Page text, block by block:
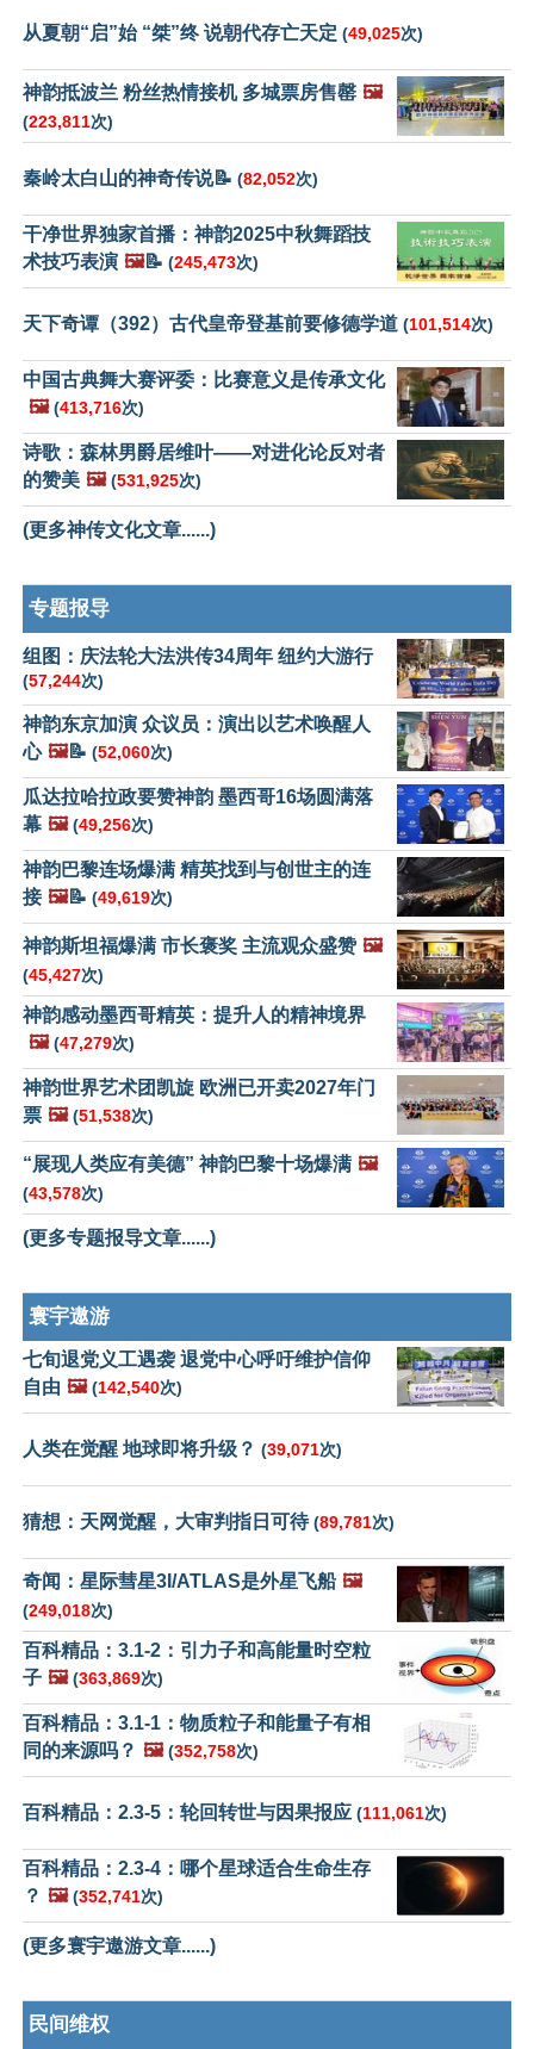
从夏朝“启”始 “桀”终 说朝代存亡天定 (49,025次)
神韵抵波兰 粉丝热情接机 多城票房售罄 🖼️
(223,811次)
秦岭太白山的神奇传说📝 (82,052次)
干净世界独家首播：神韵2025中秋舞蹈技
术技巧表演 🖼️📝 (245,473次)
天下奇谭（392）古代皇帝登基前要修德学道 (101,514次)
中国古典舞大赛评委：比赛意义是传承文化
🖼️ (413,716次)
诗歌：森林男爵居维叶——对进化论反对者
的赞美 🖼️ (531,925次)
(更多神传文化文章......)
专题报导
组图：庆法轮大法洪传34周年 纽约大游行
(57,244次)
神韵东京加演 众议员：演出以艺术唤醒人
心 🖼️📝 (52,060次)
瓜达拉哈拉政要赞神韵 墨西哥16场圆满落
幕 🖼️ (49,256次)
神韵巴黎连场爆满 精英找到与创世主的连
接 🖼️📝 (49,619次)
神韵斯坦福爆满 市长褒奖 主流观众盛赞 🖼️
(45,427次)
神韵感动墨西哥精英：提升人的精神境界
🖼️ (47,279次)
神韵世界艺术团凯旋 欧洲已开卖2027年门
票 🖼️ (51,538次)
“展现人类应有美德” 神韵巴黎十场爆满 🖼️
(43,578次)
(更多专题报导文章......)
寰宇遨游
七旬退党义工遇袭 退党中心呼吁维护信仰
自由 🖼️ (142,540次)
人类在觉醒 地球即将升级？ (39,071次)
猜想：天网觉醒，大审判指日可待(89,781次)
奇闻：星际彗星3I/ATLAS是外星飞船 🖼️
(249,018次)
百科精品：3.1-2：引力子和高能量时空粒
子 🖼️ (363,869次)
百科精品：3.1-1：物质粒子和能量子有相
同的来源吗？ 🖼️ (352,758次)
百科精品：2.3-5：轮回转世与因果报应 (111,061次)
百科精品：2.3-4：哪个星球适合生命生存
？ 🖼️ (352,741次)
(更多寰宇遨游文章......)
民间维权